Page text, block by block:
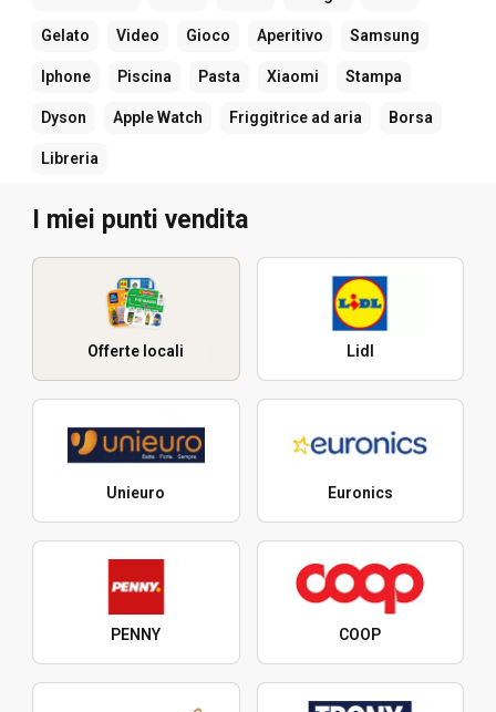
Gelato Video Gioco Aperitivo Samsung
Iphone Piscina Pasta Xiaomi Stampa
Dyson Apple Watch Friggitrice ad aria Borsa
Libreria
I miei punti vendita
Offerte locali Lidl
Unieuro Euronics
PENNY COOP